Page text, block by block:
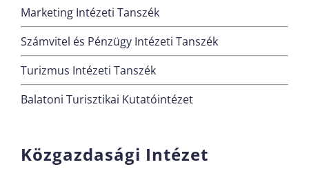
Marketing Intézeti Tanszék
Számvitel és Pénzügy Intézeti Tanszék
Turizmus Intézeti Tanszék
Balatoni Turisztikai Kutatóintézet
Közgazdasági Intézet